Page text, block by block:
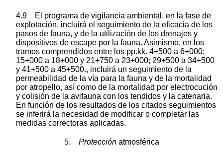
4.9 El programa de vigilancia ambiental, en la fase de
explotación, incluirá el seguimiento de la eficacia de los
pasos de fauna, y de la utilización de los drenajes y
dispositivos de escape por la fauna. Asimismo, en los
tramos comprendidos entre los pp.kk. 4+500 a 6+000;
15+000 a 18+000 y 21+750 a 23+000; 29+500 a 34+500
y 41+500 a 45+500., incluirá un seguimiento de la
permeabilidad de la vía para la fauna y de la mortalidad
por atropello, así como de la mortalidad por electrocución
y colisión de la avifauna con los tendidos y la catenaria.
En función de los resultados de los citados seguimientos
se inferirá la necesidad de modificar o completar las
medidas correctoras aplicadas.
5. Protecciónatmosférica